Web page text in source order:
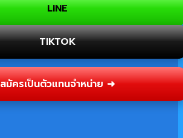
LINE
TIKTOK
สมัครเป็นตัวแทนจำหน่าย ➜